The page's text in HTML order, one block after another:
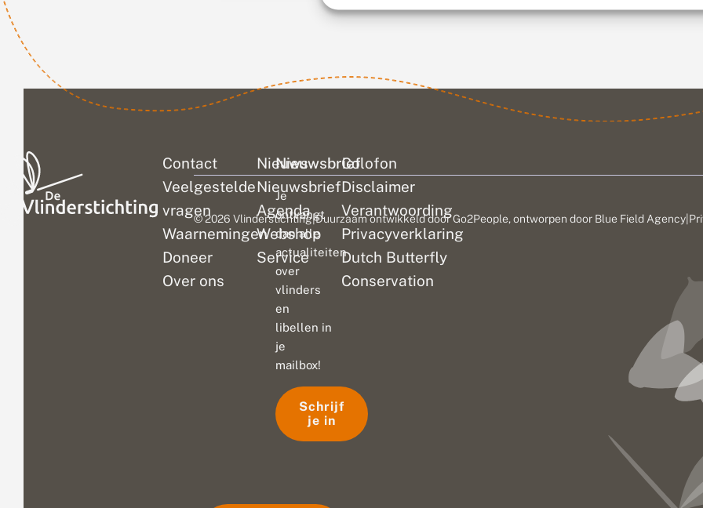
Contact
Veelgestelde
vragen
Waarnemingen
Doneer
Over ons
Nieuws
Nieuwsbrief
Agenda
Webshop
Service
Colofon
Disclaimer
Verantwoording
Privacyverklaring
Dutch Butterfly
Conservation
Nieuwsbrief
Je
ontvangt
dan alle
actualiteiten
over
vlinders
en
libellen in
je
mailbox!
Schrijf
je in
© 2026 Vlinderstichting|Duurzaam ontwikkeld doorGo2People, ontworpen door Blue Field Agency